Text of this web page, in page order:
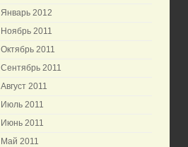
Январь 2012
Ноябрь 2011
Октябрь 2011
Сентябрь 2011
Август 2011
Июль 2011
Июнь 2011
Май 2011